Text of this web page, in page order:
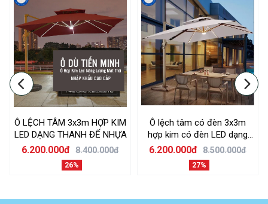
Ô LỆCH TÂM 3x3m HỢP KIM
LED DẠNG THANH ĐẾ NHỰA
6.200.000đ 8.400.000đ
26%
Ô lệch tâm có đèn 3x3m
hợp kim có đèn LED dạng
thanh dài màu trắng kem đế
nhựa đổ nước
6.200.000đ 8.500.000đ
27%